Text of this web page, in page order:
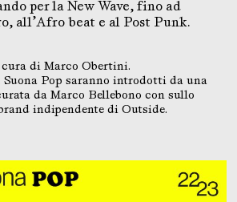
per la New Wave, fino ad
all’Afro beat e al Post Punk.
cura di Marco Obertini.
Pop saranno introdotti da una
da Marco Bellebono con sullo
indipendente di Outside.